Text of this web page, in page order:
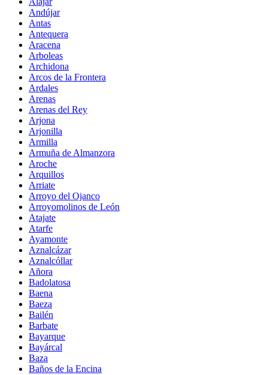
Andújar
Antas
Antequera
Aracena
Arboleas
Archidona
Arcos de la Frontera
Ardales
Arenas
Arenas del Rey
Arjona
Arjonilla
Armilla
Armuña de Almanzora
Aroche
Arquillos
Arriate
Arroyo del Ojanco
Arroyomolinos de León
Atajate
Atarfe
Ayamonte
Aznalcázar
Aznalcóllar
Añora
Badolatosa
Baena
Baeza
Bailén
Barbate
Bayarque
Bayárcal
Baza
Baños de la Encina